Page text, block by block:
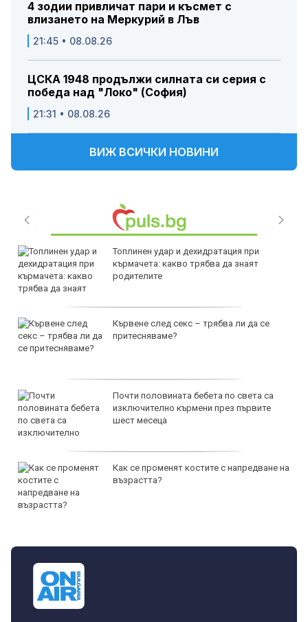
4 зодии привличат пари и късмет с
влизането на Меркурий в Лъв
21:45 • 08.08.26
ЦСКА 1948 продължи силната си серия с
победа над "Локо" (София)
21:31 • 08.08.26
ВИЖ ВСИЧКИ НОВИНИ
Топлинен удар и дехидратация при
кърмачета: какво трябва да знаят
родителите
Кървене след секс – трябва ли да се
притесняваме?
Почти половината бебета по света са
изключително кърмени през първите
шест месеца
Как се променят костите с напредване на
възрастта?